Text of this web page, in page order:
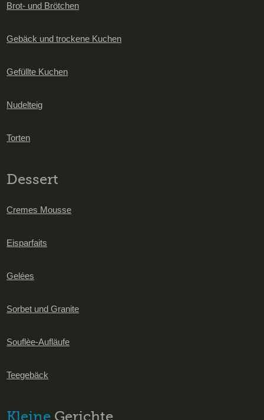
Brot- und Brötchen
Gebäck und trockene Kuchen
Gefüllte Kuchen
Nudelteig
Torten
Dessert
Cremes Mousse
Eisparfaits
Gelées
Sorbet und Granite
Souflèe-Aufläufe
Teegebäck
Kleine Gerichte